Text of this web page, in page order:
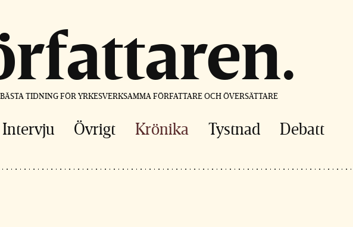
TIDNING FÖR YRKESVERKSAMMA FÖRFATTARE OCH ÖVERSÄTTARE
Intervju Övrigt Krönika Tystnad Debatt